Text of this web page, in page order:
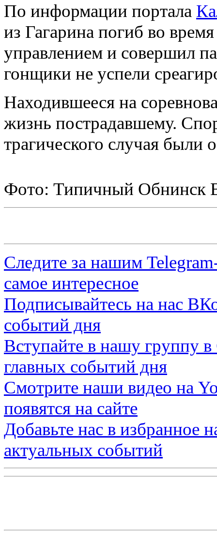
По информации портала
из Гагарина погиб во
управлением и совершил
гонщики не успели
Находившееся на
жизнь пострадавшему.
трагического случая были
Фото: Типичный Обнинск
Следите за нашим
самое интересное
Подписывайтесь на нас
событий дня
Вступайте в нашу группу в
главных событий дня
Смотрите наши видео на
появятся на сайте
Добавьте нас в избранное
актуальных событий